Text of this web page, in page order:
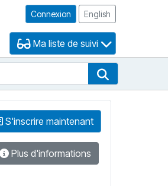
Connexion English
Ma liste de suivi
S'inscrire maintenant
Plus d'informations